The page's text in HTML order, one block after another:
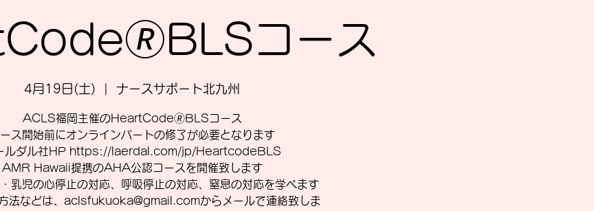
コース
4月19日(土) ナースサポート北九州
ACLS福岡主催のHeartCode🄬BLSコース
ス開始前にオンラインパートの修了が必要となります
ルダル社HP https://laerdal.com/jp/HeartcodeBLS
AMR Hawaii提携のAHA公認コースを開催致します
乳児の心停止の対応、呼吸停止の対応、窒息の対応を学べます
法などは、aclsfukuoka@gmail.comからメールで連絡致しま